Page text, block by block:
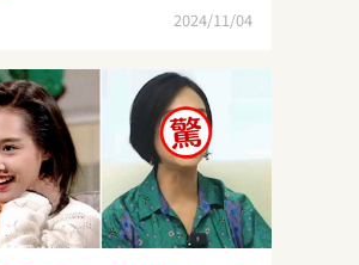
2024/11/04